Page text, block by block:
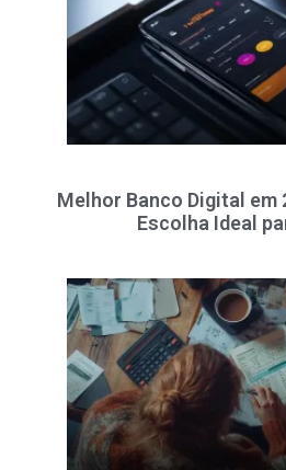
Melhor Banco Digital em
Escolha Ideal